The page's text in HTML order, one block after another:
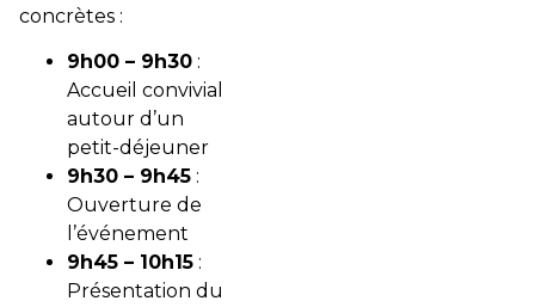
concrètes :
9h00 – 9h30 :
Accueil convivial
autour d’un
petit-déjeuner
9h30 – 9h45 :
Ouverture de
l’événement
9h45 – 10h15 :
Présentation du